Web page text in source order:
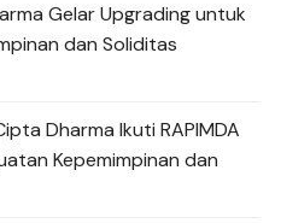
Gelar Upgrading untuk
dan Soliditas
Dharma Ikuti RAPIMDA
Kepemimpinan dan